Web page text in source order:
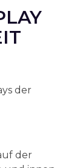
der
der